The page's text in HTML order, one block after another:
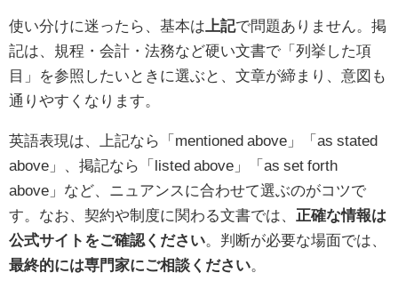
使い分けに迷ったら、基本は 上記で問題ありません。掲
記は、規程・会計・法務など硬い文書で「列挙した項
目」を参照したいときに選ぶと、文章が締まり、意図も
通りやすくなります。
英語表現は、上記なら「mentioned above」「as stated
above」、掲記なら「listed above」「as set forth
above」など、ニュアンスに合わせて選ぶのがコツで
す。なお、契約や制度に関わる文書では、 正確な情報は
公式サイトをご確認ください 。判断が必要な場面では、
最終的には専門家にご相談ください